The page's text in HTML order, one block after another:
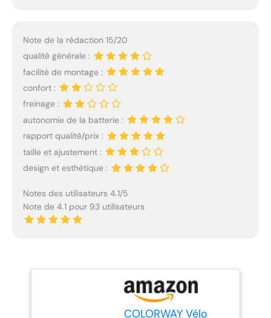
Note de la rédaction 15/20
qualité générale :
facilité de montage :
confort :
freinage :
autonomie de la batterie :
rapport qualité/prix :
taille et ajustement :
design et esthétique :
Notes des utilisateurs 4.1/5
Note de 4.1 pour 93 utilisateurs
COLORWAY Vélo